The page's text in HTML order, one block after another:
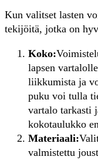
Kun valitset lasten
tekijöitä, jotka on
Koko:
lapsen
liikkumista ja
puku voi tulla
vartalo tarkasti
kokotaulukko
Materiaali:
valmistettu